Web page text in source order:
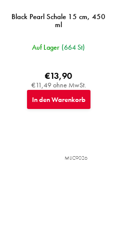
Black Pearl Schale 15 cm, 450
ml
Auf Lager (664 St)
€11,49 ohne MwSt.
€13,90
In den Warenkorb
MIJC9026